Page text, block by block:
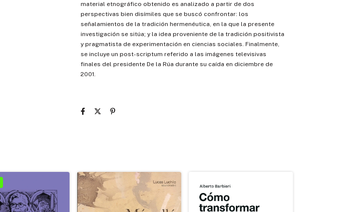
material etnográfico obtenido es analizado a partir de dos
perspectivas bien disímiles que se buscó confrontar: los
señalamientos de la tradición hermenéutica, en la que la presente
investigación se sitúa; y la idea proveniente de la tradición positivista
y pragmatista de experimentación en ciencias sociales. Finalmente,
se incluye un post-scriptum referido a las imágenes televisivas
finales del presidente De la Rúa durante su caída en diciembre de
2001.